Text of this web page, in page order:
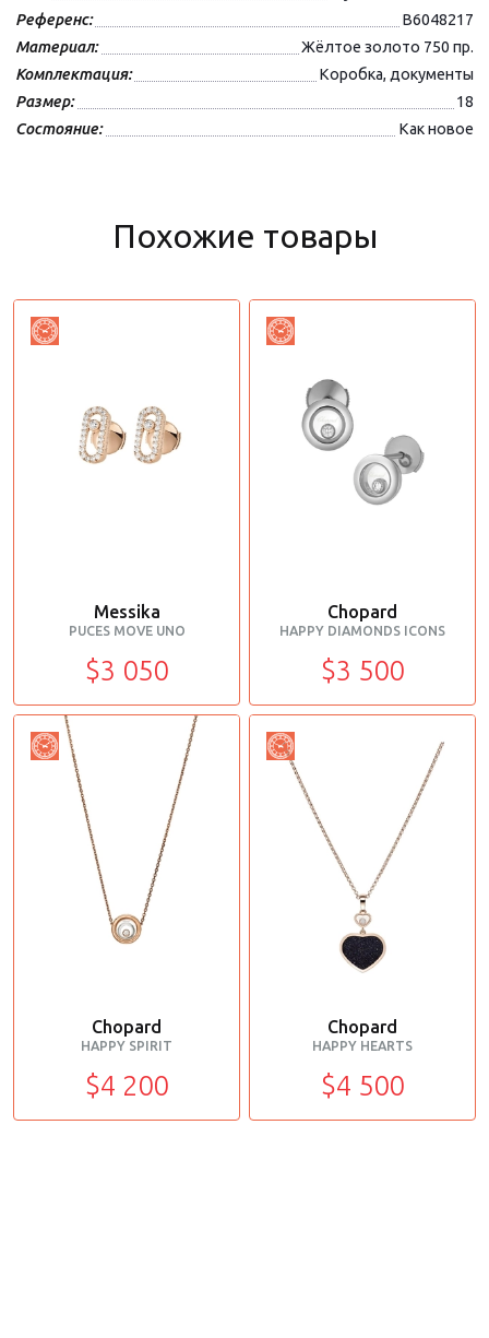
Референс:
B6048217
Материал:
Жёлтое золото 750 пр.
Комплектация:
Коробка, документы
Размер:
18
Состояние:
Как новое
Похожие товары
Messika
PUCES MOVE UNO
$3 050
Chopard
HAPPY DIAMONDS ICONS
$3 500
Chopard
HAPPY SPIRIT
$4 200
Chopard
HAPPY HEARTS
$4 500